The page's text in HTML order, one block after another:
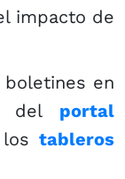
impacto de
en
del portal
tableros